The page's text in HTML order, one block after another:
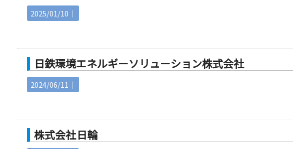
2025/01/10｜
日鉄環境エネルギーソリューション株式会社
2024/06/11｜
株式会社 日輪